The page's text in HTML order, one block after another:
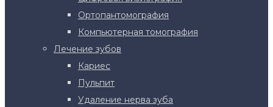
Ортопантомография
Компьютерная томография
Лечение зубов
Кариес
Пульпит
Удаление нерва зуба